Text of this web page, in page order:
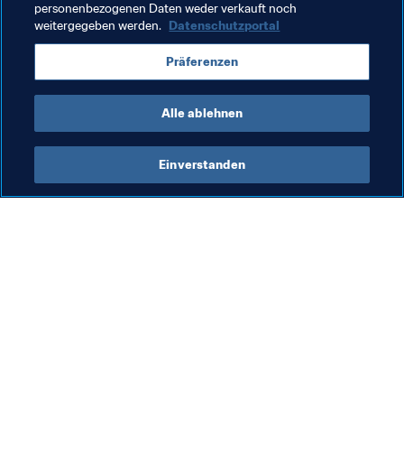
Verwandte Themen
Organisation Venezuela
personenbezogenen Daten weder verkauft noch
weitergegeben werden. Datenschutzportal
Präferenzen
Alle ablehnen
Einverstanden